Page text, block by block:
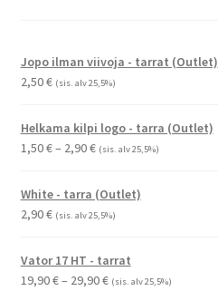
Jopo ilman viivoja - tarrat (Outlet)
2,50€ (sis. alv 25,5%)
Helkama kilpi logo - tarra (Outlet)
1,50€– 2,90€Hintaluokka:
-
2,90 €
(sis. alv 25,5%)
White - tarra (Outlet)
2,90€ (sis. alv 25,5%)
Vator 17 HT - tarrat
19,90€– 29,90€Hintaluokka:
(sis. alv 25,5%)